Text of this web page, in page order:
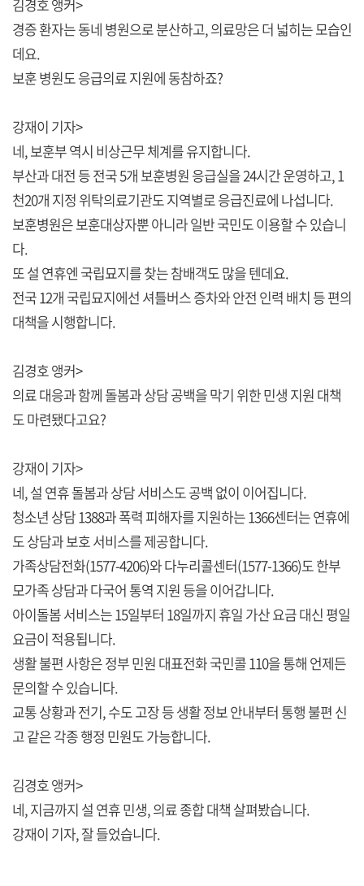
김경호 앵커>
경증 환자는 동네 병원으로 분산하고, 의료망은 더 넓히는 모습인
데요.
보훈 병원도 응급의료 지원에 동참하죠?
강재이 기자>
네, 보훈부 역시 비상근무 체계를 유지합니다.
부산과 대전 등 전국 5개 보훈병원 응급실을 24시간 운영하고, 1
천20개 지정 위탁의료기관도 지역별로 응급진료에 나섭니다.
보훈병원은 보훈대상자뿐 아니라 일반 국민도 이용할 수 있습니
다.
또 설 연휴엔 국립묘지를 찾는 참배객도 많을 텐데요.
전국 12개 국립묘지에선 셔틀버스 증차와 안전 인력 배치 등 편의
대책을 시행합니다.
김경호 앵커>
의료 대응과 함께 돌봄과 상담 공백을 막기 위한 민생 지원 대책
도 마련됐다고요?
강재이 기자>
네, 설 연휴 돌봄과 상담 서비스도 공백 없이 이어집니다.
청소년 상담 1388과 폭력 피해자를 지원하는 1366센터는 연휴에
도 상담과 보호 서비스를 제공합니다.
가족상담전화(1577-4206)와 다누리콜센터(1577-1366)도 한부
모가족 상담과 다국어 통역 지원 등을 이어갑니다.
아이돌봄 서비스는 15일부터 18일까지 휴일 가산 요금 대신 평일
요금이 적용됩니다.
생활 불편 사항은 정부 민원 대표전화 국민콜 110을 통해 언제든
문의할 수 있습니다.
교통 상황과 전기, 수도 고장 등 생활 정보 안내부터 통행 불편 신
고 같은 각종 행정 민원도 가능합니다.
김경호 앵커>
네, 지금까지 설 연휴 민생, 의료 종합 대책 살펴봤습니다.
강재이 기자, 잘 들었습니다.